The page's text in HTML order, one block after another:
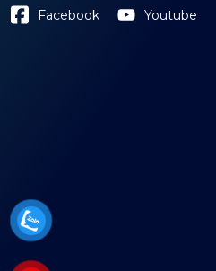
Facebook Youtube